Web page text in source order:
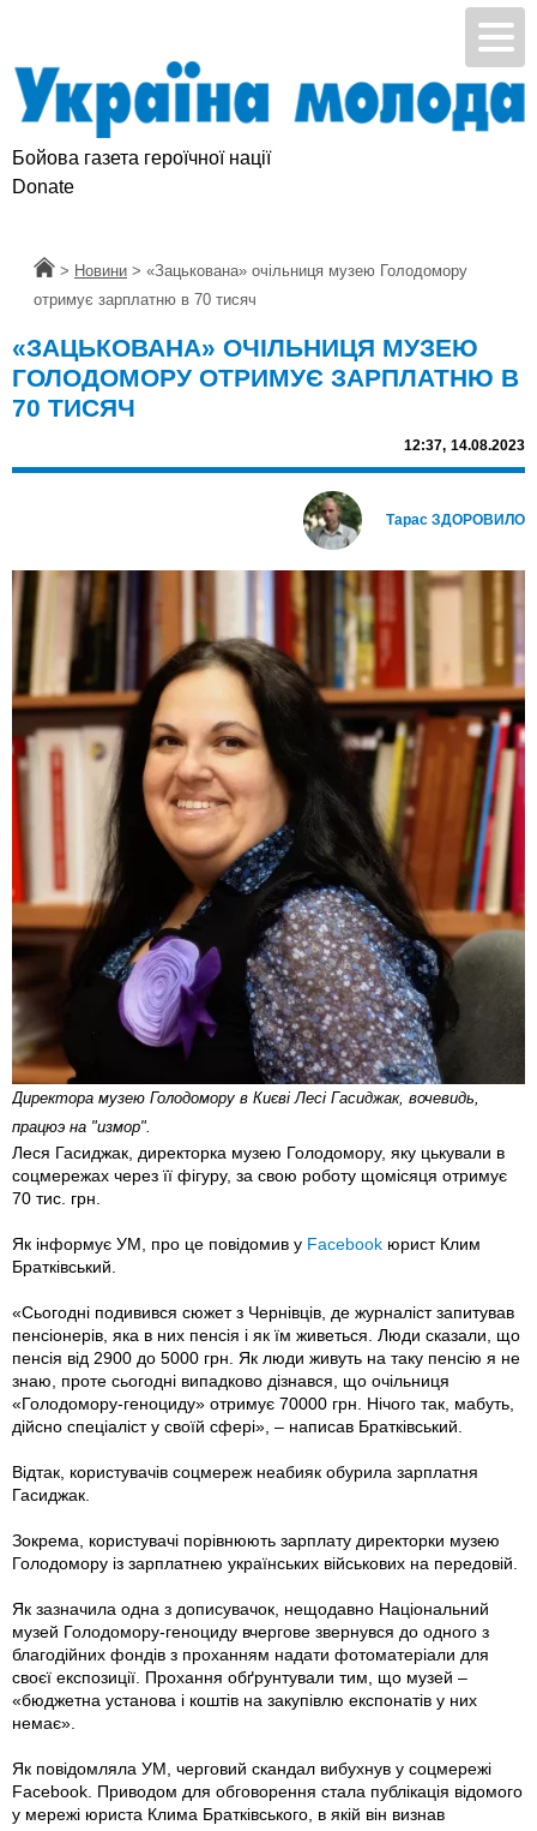
Бойова газета героїчної нації
Donate
Головна
> Новини > «Зацькована» очільниця музею Голодомору
отримує зарплатню в 70 тисяч
«ЗАЦЬКОВАНА» ОЧІЛЬНИЦЯ МУЗЕЮ
ГОЛОДОМОРУ ОТРИМУЄ ЗАРПЛАТНЮ В
70 ТИСЯЧ
12:37, 14.08.2023
Тарас ЗДОРОВИЛО
Директора музею Голодомору в Києві Лесі Гасиджак, вочевидь,
працюэ на "измор".
Леся Гасиджак, директорка музею Голодомору, яку цькували в
соцмережах через її фігуру, за свою роботу щомісяця отримує
70 тис. грн.
Як інформує УМ, про це повідомив у Facebook юрист Клим
Братківський.
«Сьогодні подивився сюжет з Чернівців, де журналіст запитував
пенсіонерів, яка в них пенсія і як їм живеться. Люди сказали, що
пенсія від 2900 до 5000 грн. Як люди живуть на таку пенсію я не
знаю, проте сьогодні випадково дізнався, що очільниця
«Голодомору-геноциду» отримує 70000 грн. Нічого так, мабуть,
дійсно спеціаліст у своїй сфері», – написав Братківський.
Відтак, користувачів соцмереж неабияк обурила зарплатня
Гасиджак.
Зокрема, користувачі порівнюють зарплату директорки музею
Голодомору із зарплатнею українських військових на передовій.
Як зазначила одна з дописувачок, нещодавно Національний
музей Голодомору-геноциду вчергове звернувся до одного з
благодійних фондів з проханням надати фотоматеріали для
своєї експозиції. Прохання обґрунтували тим, що музей –
«бюджетна установа і коштів на закупівлю експонатів у них
немає».
Як повідомляла УМ, черговий скандал вибухнув у соцмережі
Facebook. Приводом для обговорення стала публікація відомого
у мережі юриста Клима Братківського, в якій він визнав